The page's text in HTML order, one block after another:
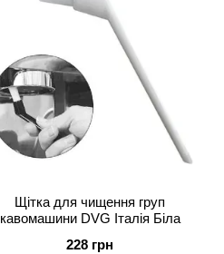
Щітка для чищення груп
кавомашини DVG Італія Біла
228 грн